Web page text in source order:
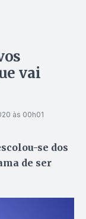
vai
às 00h01
se dos
de ser